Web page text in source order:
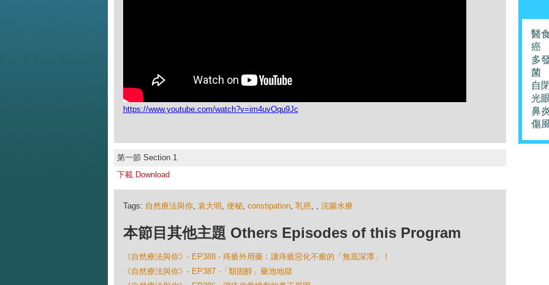
https://www.youtube.com/watch?v=im4uvOqu9Jc
第一節 Section 1
下載 Download
Tags: 自然療法與你, 袁大明 , 便秘, constipation, 乳癌, , 浣腸水療
本節目其他主題 Others Episodes of this Program
《自然療法與你》- EP388 - 痔瘡外用藥：讓痔瘡惡化不癒的「無底深潭」！
《自然療法與你》- EP387 -「類固醇」藥池地獄
醫
癌
多
菌
自
光
鼻
傷